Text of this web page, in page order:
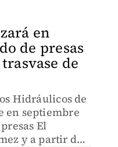
en
de presas
de
Hidráulicos de
en septiembre
El